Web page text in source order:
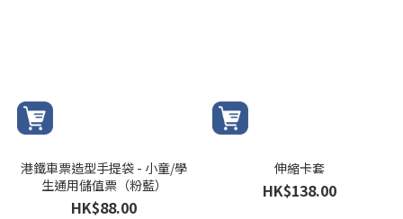
港鐵車票造型手提袋 - 小童/學
生通用儲值票（粉藍）
HK$88.00
伸縮卡套
HK$138.00